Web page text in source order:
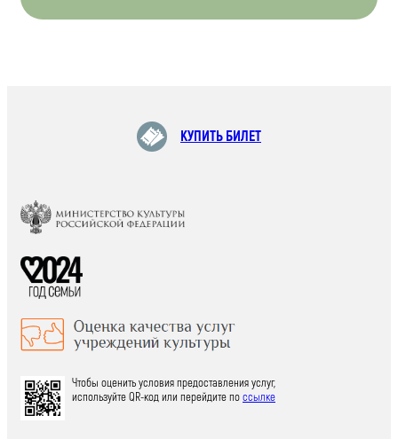
КУПИТЬ БИЛЕТ
Чтобы оценить условия предоставления услуг,
используйте QR-код или перейдите поссылке